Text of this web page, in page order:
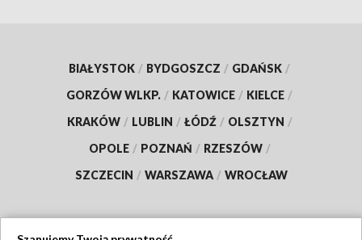
BIAŁYSTOK / BYDGOSZCZ / GDAŃSK /
GORZÓW WLKP. / KATOWICE / KIELCE /
KRAKÓW / LUBLIN / ŁÓDŹ / OLSZTYN /
OPOLE / POZNAŃ / RZESZÓW /
SZCZECIN / WARSZAWA / WROCŁAW